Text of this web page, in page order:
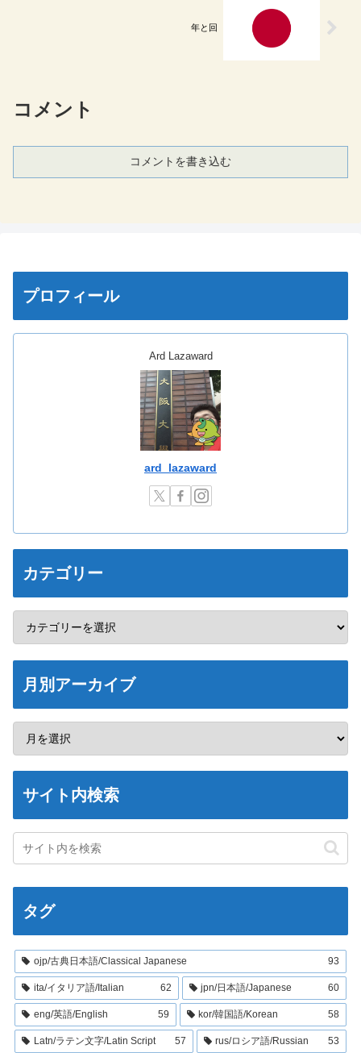
年と回
コメント
コメントを書き込む
プロフィール
Ard Lazaward
ard_lazaward
カテゴリー
月別アーカイブ
サイト内検索
タグ
ojp/古典日本語/Classical Japanese 93
ita/イタリア語/Italian 62 jpn/日本語/Japanese 60
eng/英語/English 59 kor/韓国語/Korean 58
Latn/ラテン文字/Latin Script 57 rus/ロシア語/Russian 53